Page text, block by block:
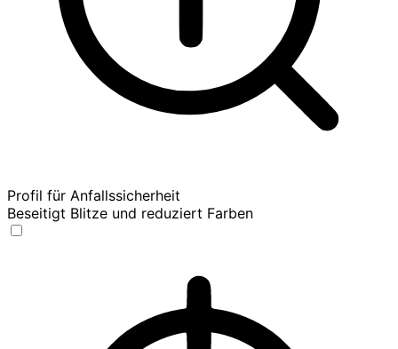
Profil für Anfallssicherheit
Beseitigt Blitze und reduziert Farben